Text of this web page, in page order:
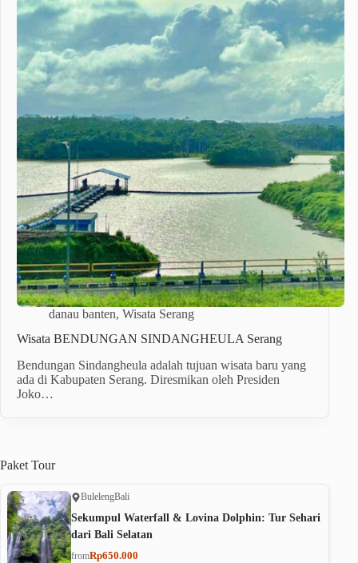
danau banten, Wisata Serang
Wisata BENDUNGAN SINDANGHEULA Serang
Bendungan Sindangheula adalah tujuan wisata baru yang
ada di Kabupaten Serang. Diresmikan oleh Presiden
Joko…
Paket Tour
BulelengBali
Sekumpul Waterfall & Lovina Dolphin: Tur Sehari
dari Bali Selatan
fromRp650.000